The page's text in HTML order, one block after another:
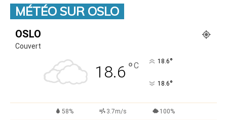
MÉTÉO SUR OSLO
OSLO
Couvert
18.6 °C 18.6°
18.6°
58% 3.7m/s 100%